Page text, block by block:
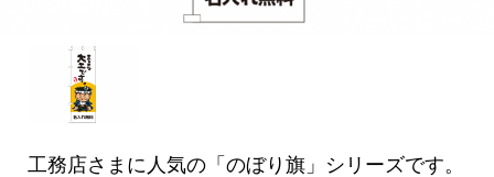
工務店さまに人気の「のぼり旗」シリーズです。